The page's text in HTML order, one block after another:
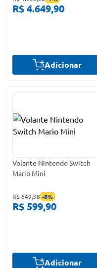
R$ 4.649,90
Adicionar
Volante Nintendo Switch
Mario Mini
R$ 649,98 -8%
R$ 599,90
Adicionar